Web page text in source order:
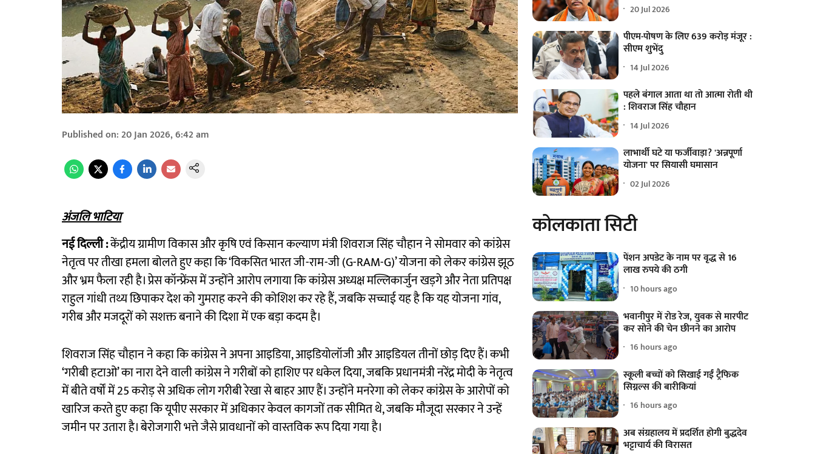
Published on:20 Jan 2026, 6:42 am
अंजलि भाटिया
नई दिल्ली :केंद्रीय ग्रामीण विकास और कृषि एवं किसान कल्याण मंत्री शिवराज सिंह चौहान ने सोमवार को कांग्रेस
नेतृत्व पर तीखा हमला बोलते हुए कहा कि ‘विकसित भारत जी-राम-जी (G-RAM-G)’ योजना को लेकर कांग्रेस झूठ
और भ्रम फैला रही है। प्रेस कॉन्फ्रेंस में उन्होंने आरोप लगाया कि कांग्रेस अध्यक्ष मल्लिकार्जुन खड़गे और नेता प्रतिपक्ष
राहुल गांधी तथ्य छिपाकर देश को गुमराह करने की कोशिश कर रहे हैं, जबकि सच्चाई यह है कि यह योजना गांव,
गरीब और मजदूरों को सशक्त बनाने की दिशा में एक बड़ा कदम है।
शिवराज सिंह चौहान ने कहा कि कांग्रेस ने अपना आइडिया, आइडियोलॉजी और आइडियल तीनों छोड़ दिए हैं। कभी
‘गरीबी हटाओ’ का नारा देने वाली कांग्रेस ने गरीबों को हाशिए पर धकेल दिया, जबकि प्रधानमंत्री नरेंद्र मोदी के नेतृत्व
में बीते वर्षों में 25 करोड़ से अधिक लोग गरीबी रेखा से बाहर आए हैं। उन्होंने मनरेगा को लेकर कांग्रेस के आरोपों को
खारिज करते हुए कहा कि यूपीए सरकार में अधिकार केवल कागजों तक सीमित थे, जबकि मौजूदा सरकार ने उन्हें
जमीन पर उतारा है। बेरोजगारी भत्ते जैसे प्रावधानों को वास्तविक रूप दिया गया है।
20 Jul 2026
पीएम-पोषण के लिए 639 करोड़ मंजूर :
सीएम शुभेंदु
14 Jul 2026
पहले बंगाल आता था तो आत्मा रोती थी
: शिवराज सिंह चौहान
14 Jul 2026
लाभार्थी घटे या फर्जीवाड़ा? 'अन्नपूर्णा
योजना' पर सियासी घमासान
02 Jul 2026
कोलकाता सिटी
पेंशन अपडेट के नाम पर वृद्ध से 16
लाख रुपये की ठगी
10 hours ago
भवानीपुर में रोड रेज, युवक से मारपीट
कर सोने की चेन छीनने का आरोप
16 hours ago
स्कूली बच्चों को सिखाई गईं ट्रैफिक
सिग्नल्स की बारीकियां
16 hours ago
अब संग्रहालय में प्रदर्शित होगी बुद्धदेव
भट्टाचार्य की विरासत